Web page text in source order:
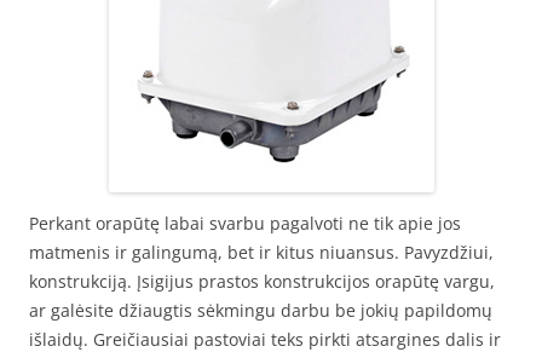
Perkant orapūtę labai svarbu pagalvoti ne tik apie jos
matmenis ir galingumą, bet ir kitus niuansus. Pavyzdžiui,
konstrukciją. Įsigijus prastos konstrukcijos orapūtę vargu,
ar galėsite džiaugtis sėkmingu darbu be jokių papildomų
išlaidų. Greičiausiai pastoviai teks pirkti atsargines dalis ir